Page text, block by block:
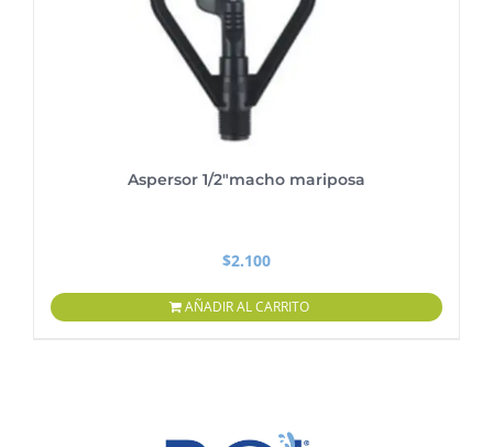
Aspersor 1/2″macho mariposa
$2.100
AÑADIR AL CARRITO